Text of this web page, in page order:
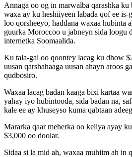
Annaga oo og in marwalba qarashka ku
waxa ay ku heshiiyeen labada qof ee is-
loo qorsheeyo, haddana waxaa hubinta
guurka Moroccoo u jabneyn sida loogu
internetka Soomaalida.
Ku tala-gal oo qoontey lacag ku dhow
uusan qarshahaaga uusan ahayn aroos
qudbosiro.
Waxaa lacag badan kaaga bixi kartaa
yahay iyo hubintooda, sida badan na,
kale ee ay khuseyso kuma qabtaan
Mararka qaar meherka oo keliya ayay
$3,000 oo doolar.
Sidaa si la mid ah, waxaa muhiim ah in